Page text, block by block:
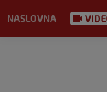
NASLOVNA